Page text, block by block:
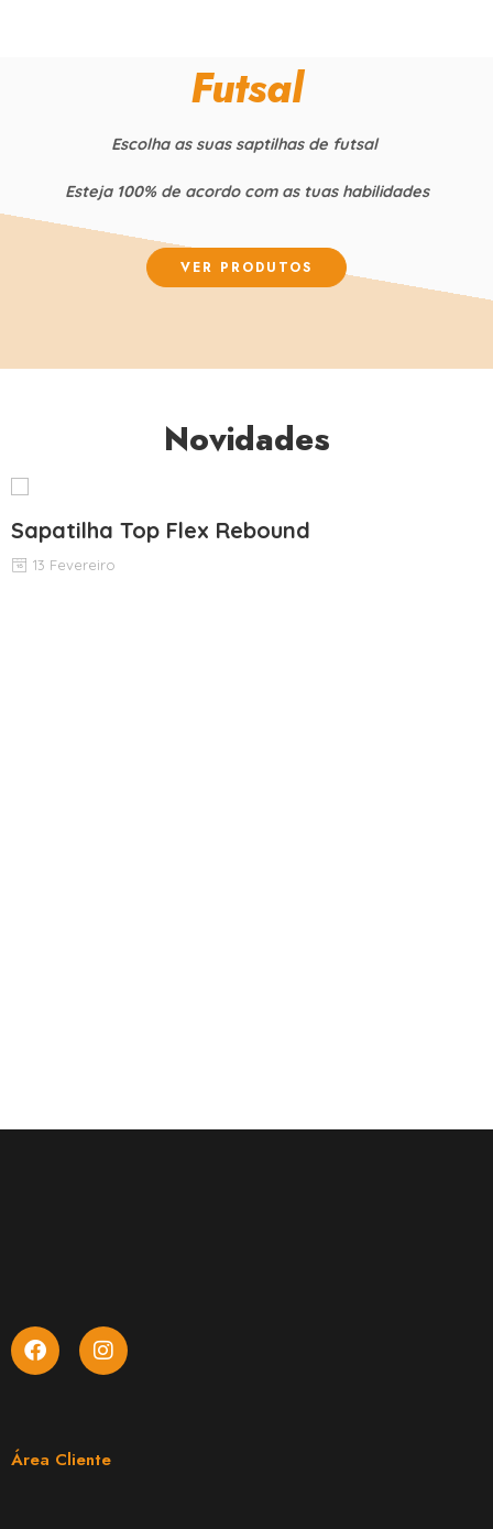
Futsal
Escolha as suas saptilhas de futsal
Esteja 100% de acordo com as tuas habilidades
VER PRODUTOS
Novidades
Sapatilha Top Flex Rebound
13 Fevereiro
Área Cliente